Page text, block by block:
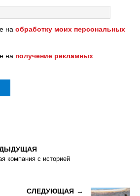
на обработку моих персональных
на получение рекламных
компания с историей
СЛЕДУЮЩАЯ